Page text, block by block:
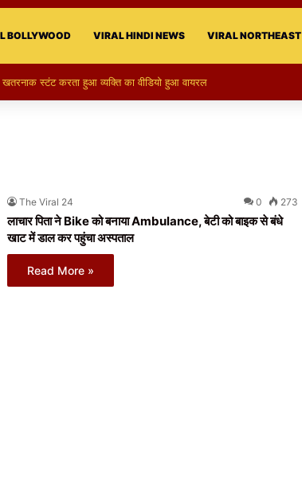
BOLLYWOOD VIRAL HINDI NEWS VIRAL NORTHEAST
स्टंट करता हुआ व्यक्ति का वीडियो हुआ वायरल
The Viral 24 0 273
लाचार पिता ने Bike को बनाया Ambulance, बेटी को बाइक से बंधे
खाट में डाल कर पहुंचा अस्पताल
Read More »